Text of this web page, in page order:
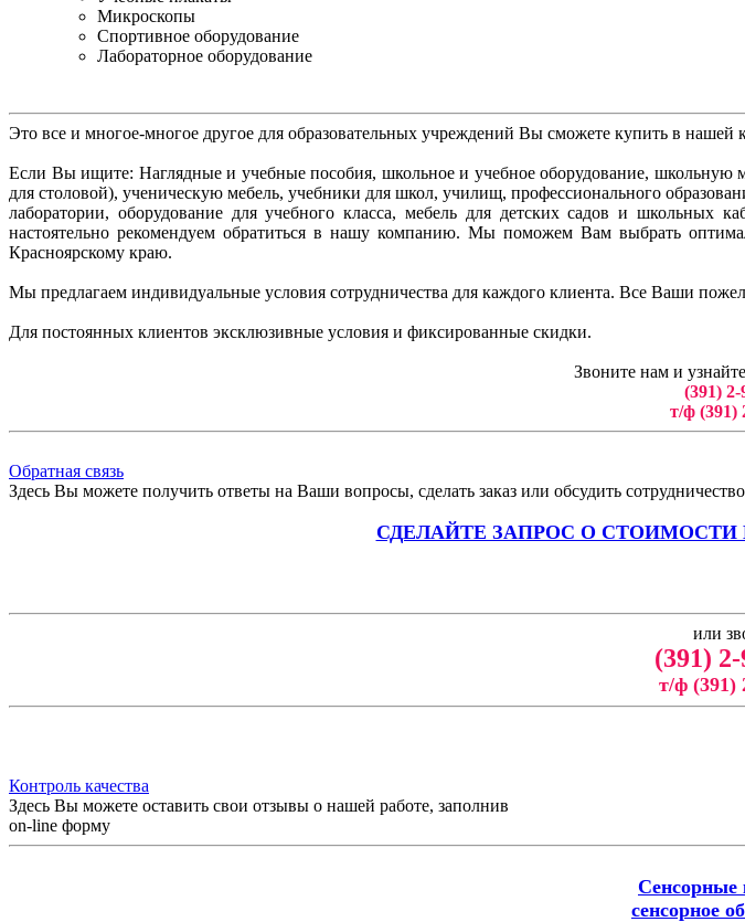
Микроскопы
Спортивное оборудование
Лабораторное оборудование
Это все и многое-многое другое для образовательных учреждений Вы сможете купить в нашей
Если Вы ищите: Наглядные и учебные пособия, школьное и учебное оборудование, школьную
для столовой), ученическую мебель, учебники для школ, училищ, профессионального
лаборатории, оборудование для учебного класса, мебель для детских садов и
настоятельно рекомендуем обратиться в нашу компанию. Мы поможем Вам выбрать
Красноярскому краю.
Мы предлагаем индивидуальные условия сотрудничества для каждого клиента. Все Ваши
Для постоянных клиентов эксклюзивные условия и фиксированные скидки.
Звоните нам и
(391) 2-
т/ф (391)
Обратная связь
Здесь Вы можете получить ответы на Ваши вопросы, сделать заказ или обсудить
СДЕЛАЙТЕ ЗАПРОС О
или
(391)
т/ф (391)
Контроль качества
Здесь Вы можете оставить свои отзывы о нашей работе, заполнив
on-line форму
Сенсорные
сенсорное